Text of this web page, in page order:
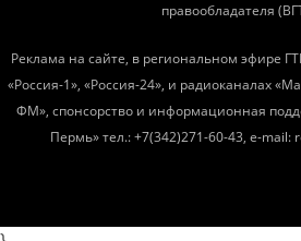
правообладателя
Реклама на сайте, в региональном эфире
«Россия-1», «Россия-24», и радиоканалах
ФМ», спонсорство и информационная
Пермь» тел.: +7(342)271-60-43, e-mail: